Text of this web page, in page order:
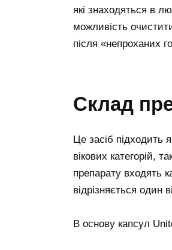
які знаходяться в
можливість
після «непроханих
Склад
Це засіб підходить
вікових категорій,
препарату входять
відрізняється один
В основу капсул